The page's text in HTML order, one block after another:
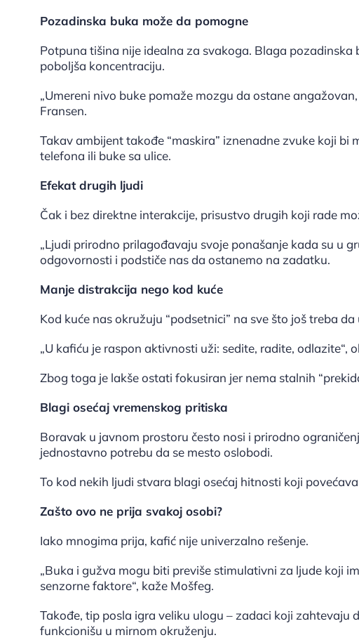
Pozadinska buka može da pomogne
Potpuna tišina nije idealna za svakoga. Blaga pozadinska
poboljša koncentraciju.
„Umereni nivo buke pomaže mozgu da ostane
Fransen.
Takav ambijent takođe “maskira” iznenadne zvuke koji bi
telefona ili buke sa ulice.
Efekat drugih ljudi
Čak i bez direktne interakcije, prisustvo drugih koji rade
„Ljudi prirodno prilagođavaju svoje ponašanje kada su u
odgovornosti i podstiče nas da ostanemo na zadatku.
Manje distrakcija nego kod kuće
Kod kuće nas okružuju “podsetnici” na sve što još treba
„U kafiću je raspon aktivnosti uži: sedite, radite, odlazite“,
Zbog toga je lakše ostati fokusiran jer nema stalnih
Blagi osećaj vremenskog pritiska
Boravak u javnom prostoru često nosi i prirodno
jednostavno potrebu da se mesto oslobodi.
To kod nekih ljudi stvara blagi osećaj hitnosti koji
Zašto ovo ne prija svakoj osobi?
Iako mnogima prija, kafić nije univerzalno rešenje.
„Buka i gužva mogu biti previše stimulativni za ljude koji
senzorne faktore“, kaže Mošfeg.
Takođe, tip posla igra veliku ulogu – zadaci koji zahtevaju
funkcionišu u mirnom okruženju.